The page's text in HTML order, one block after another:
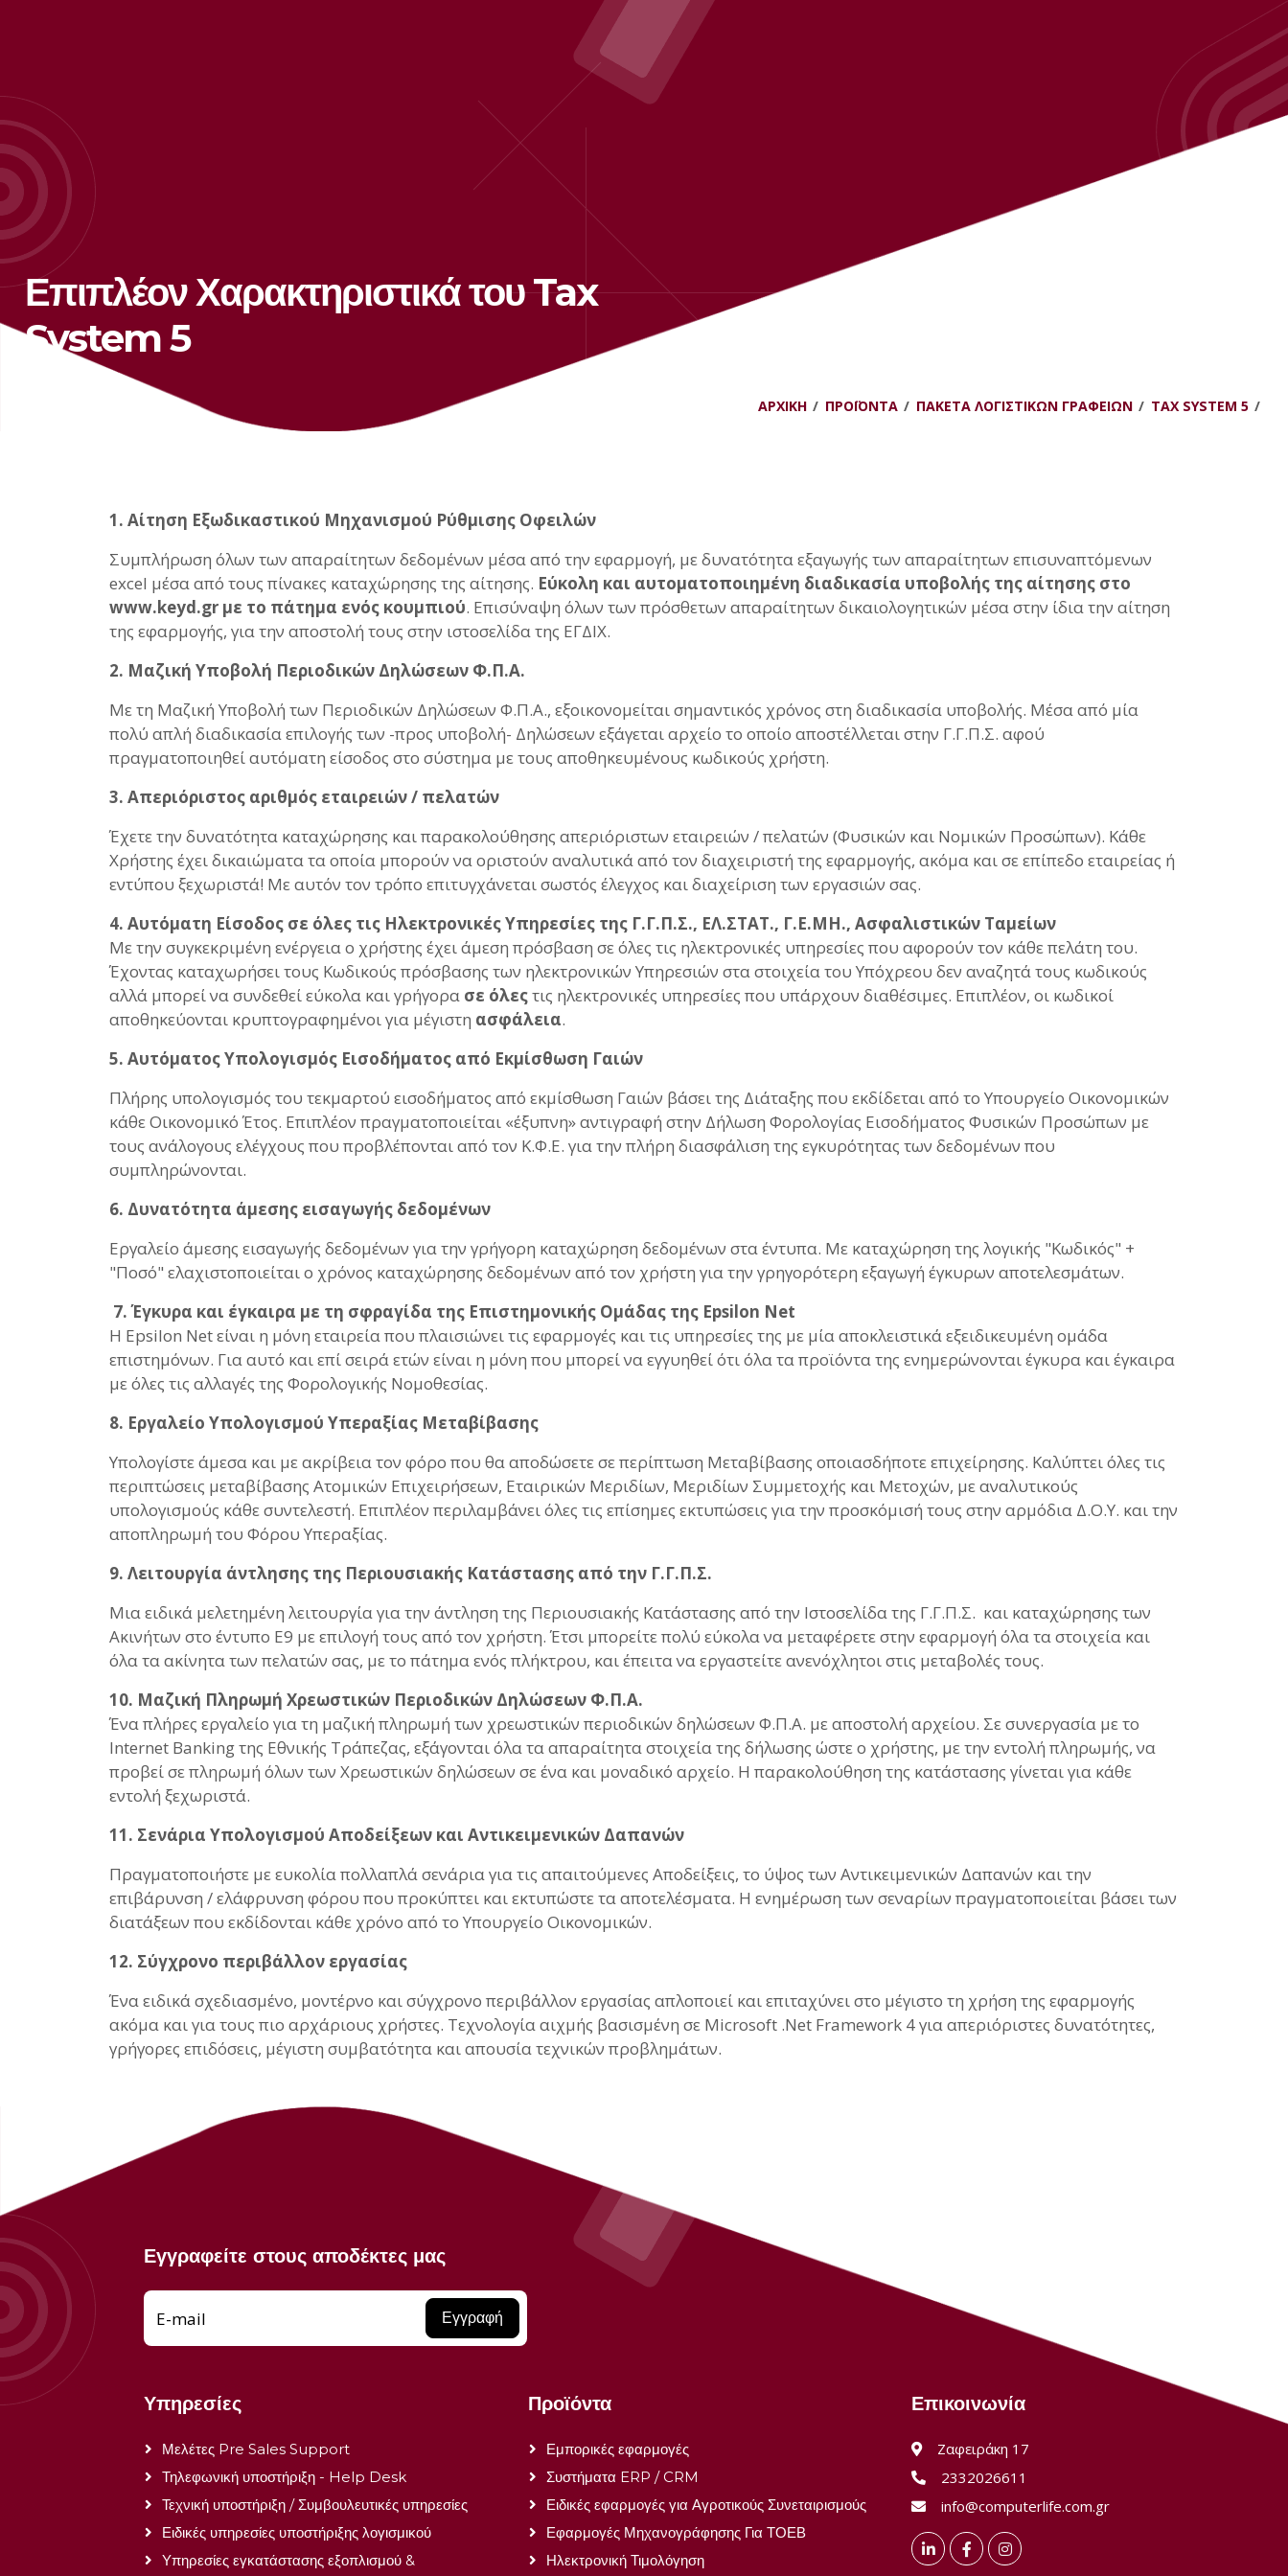
Επιπλέον Χαρακτηριστικά του Tax
System 5
ΑΡΧΙΚΉ ΠΡΟΪΌΝΤΑ ΠΑΚΈΤΑ ΛΟΓΙΣΤΙΚΏΝ ΓΡΑΦΕΊΩΝ TAX SYSTEM 5
1. Αίτηση Εξωδικαστικού Μηχανισμού Ρύθμισης Οφειλών
Συμπλήρωση όλων των απαραίτητων δεδομένων μέσα από την εφαρμογή, με δυνατότητα εξαγωγής των απαραίτητων επισυναπτόμενων
excel μέσα από τους πίνακες καταχώρησης της αίτησης. Εύκολη και αυτοματοποιημένη διαδικασία υποβολής της αίτησης στο
www.keyd.gr με το πάτημα ενός κουμπιού. Επισύναψη όλων των πρόσθετων απαραίτητων δικαιολογητικών μέσα στην ίδια την αίτηση
της εφαρμογής, για την αποστολή τους στην ιστοσελίδα της ΕΓΔΙΧ.
2. Μαζική Υποβολή Περιοδικών Δηλώσεων Φ.Π.Α.
Με τη Μαζική Υποβολή των Περιοδικών Δηλώσεων Φ.Π.Α., εξοικονομείται σημαντικός χρόνος στη διαδικασία υποβολής. Μέσα από μία
πολύ απλή διαδικασία επιλογής των -προς υποβολή- Δηλώσεων εξάγεται αρχείο το οποίο αποστέλλεται στην Γ.Γ.Π.Σ. αφού
πραγματοποιηθεί αυτόματη είσοδος στο σύστημα με τους αποθηκευμένους κωδικούς χρήστη.
3. Απεριόριστος αριθμός εταιρειών / πελατών
Έχετε την δυνατότητα καταχώρησης και παρακολούθησης απεριόριστων εταιρειών / πελατών (Φυσικών και Νομικών Προσώπων). Κάθε
Χρήστης έχει δικαιώματα τα οποία μπορούν να οριστούν αναλυτικά από τον διαχειριστή της εφαρμογής, ακόμα και σε επίπεδο εταιρείας ή
εντύπου ξεχωριστά! Με αυτόν τον τρόπο επιτυγχάνεται σωστός έλεγχος και διαχείριση των εργασιών σας.
4. Αυτόματη Είσοδος σε όλες τις Ηλεκτρονικές Υπηρεσίες της Γ.Γ.Π.Σ., ΕΛ.ΣΤΑΤ., Γ.Ε.ΜΗ., Ασφαλιστικών Ταμείων
Με την συγκεκριμένη ενέργεια ο χρήστης έχει άμεση πρόσβαση σε όλες τις ηλεκτρονικές υπηρεσίες που αφορούν τον κάθε πελάτη του.
Έχοντας καταχωρήσει τους Κωδικούς πρόσβασης των ηλεκτρονικών Υπηρεσιών στα στοιχεία του Υπόχρεου δεν αναζητά τους κωδικούς
αλλά μπορεί να συνδεθεί εύκολα και γρήγορα σε όλεςτις ηλεκτρονικές υπηρεσίες που υπάρχουν διαθέσιμες. Επιπλέον, οι κωδικοί
αποθηκεύονται κρυπτογραφημένοι για μέγιστη ασφάλεια.
5. Αυτόματος Υπολογισμός Εισοδήματος από Εκμίσθωση Γαιών
Πλήρης υπολογισμός του τεκμαρτού εισοδήματος από εκμίσθωση Γαιών βάσει της Διάταξης που εκδίδεται από το Υπουργείο Οικονομικών
κάθε Οικονομικό Έτος. Επιπλέον πραγματοποιείται «έξυπνη» αντιγραφή στην Δήλωση Φορολογίας Εισοδήματος Φυσικών Προσώπων με
τους ανάλογους ελέγχους που προβλέπονται από τον Κ.Φ.Ε. για την πλήρη διασφάλιση της εγκυρότητας των δεδομένων που
συμπληρώνονται.
6. Δυνατότητα άμεσης εισαγωγής δεδομένων
Εργαλείο άμεσης εισαγωγής δεδομένων για την γρήγορη καταχώρηση δεδομένων στα έντυπα. Με καταχώρηση της λογικής "Κωδικός" +
"Ποσό" ελαχιστοποιείται ο χρόνος καταχώρησης δεδομένων από τον χρήστη για την γρηγορότερη εξαγωγή έγκυρων αποτελεσμάτων.
7. Έγκυρα και έγκαιρα με τη σφραγίδα της Επιστημονικής Ομάδας της Epsilon Net
Η Epsilon Net είναι η μόνη εταιρεία που πλαισιώνει τις εφαρμογές και τις υπηρεσίες της με μία αποκλειστικά εξειδικευμένη ομάδα
επιστημόνων. Για αυτό και επί σειρά ετών είναι η μόνη που μπορεί να εγγυηθεί ότι όλα τα προϊόντα της ενημερώνονται έγκυρα και έγκαιρα
με όλες τις αλλαγές της Φορολογικής Νομοθεσίας.
8. Εργαλείο Υπολογισμού Υπεραξίας Μεταβίβασης
Υπολογίστε άμεσα και με ακρίβεια τον φόρο που θα αποδώσετε σε περίπτωση Μεταβίβασης οποιασδήποτε επιχείρησης. Καλύπτει όλες τις
περιπτώσεις μεταβίβασης Ατομικών Επιχειρήσεων, Εταιρικών Μεριδίων, Μεριδίων Συμμετοχής και Μετοχών, με αναλυτικούς
υπολογισμούς κάθε συντελεστή. Επιπλέον περιλαμβάνει όλες τις επίσημες εκτυπώσεις για την προσκόμισή τους στην αρμόδια Δ.Ο.Υ. και την
αποπληρωμή του Φόρου Υπεραξίας.
9. Λειτουργία άντλησης της Περιουσιακής Κατάστασης από την Γ.Γ.Π.Σ.
Μια ειδικά μελετημένη λειτουργία για την άντληση της Περιουσιακής Κατάστασης από την Ιστοσελίδα της Γ.Γ.Π.Σ. και καταχώρησης των
Ακινήτων στο έντυπο Ε9 με επιλογή τους από τον χρήστη. Έτσι μπορείτε πολύ εύκολα να μεταφέρετε στην εφαρμογή όλα τα στοιχεία και
όλα τα ακίνητα των πελατών σας, με το πάτημα ενός πλήκτρου, και έπειτα να εργαστείτε ανενόχλητοι στις μεταβολές τους.
10. Μαζική Πληρωμή Χρεωστικών Περιοδικών Δηλώσεων Φ.Π.Α.
Ένα πλήρες εργαλείο για τη μαζική πληρωμή των χρεωστικών περιοδικών δηλώσεων Φ.Π.Α. με αποστολή αρχείου. Σε συνεργασία με το
Internet Banking της Εθνικής Τράπεζας, εξάγονται όλα τα απαραίτητα στοιχεία της δήλωσης ώστε ο χρήστης, με την εντολή πληρωμής, να
προβεί σε πληρωμή όλων των Χρεωστικών δηλώσεων σε ένα και μοναδικό αρχείο. Η παρακολούθηση της κατάστασης γίνεται για κάθε
εντολή ξεχωριστά.
11. Σενάρια Υπολογισμού Αποδείξεων και Αντικειμενικών Δαπανών
Πραγματοποιήστε με ευκολία πολλαπλά σενάρια για τις απαιτούμενες Αποδείξεις, το ύψος των Αντικειμενικών Δαπανών και την
επιβάρυνση / ελάφρυνση φόρου που προκύπτει και εκτυπώστε τα αποτελέσματα. Η ενημέρωση των σεναρίων πραγματοποιείται βάσει των
διατάξεων που εκδίδονται κάθε χρόνο από το Υπουργείο Οικονομικών.
12. Σύγχρονο περιβάλλον εργασίας
Ένα ειδικά σχεδιασμένο, μοντέρνο και σύγχρονο περιβάλλον εργασίας απλοποιεί και επιταχύνει στο μέγιστο τη χρήση της εφαρμογής
ακόμα και για τους πιο αρχάριους χρήστες. Τεχνολογία αιχμής βασισμένη σε Microsoft .Net Framework 4 για απεριόριστες δυνατότητες,
γρήγορες επιδόσεις, μέγιστη συμβατότητα και απουσία τεχνικών προβλημάτων.
Εγγραφείτε στους αποδέκτες μας
Εγγραφή
E-mail
Υπηρεσίες
Μελέτες Pre Sales Support
Τηλεφωνική υποστήριξη - Help Desk
Τεχνική υποστήριξη / Συμβουλευτικές υπηρεσίες
Ειδικές υπηρεσίες υποστήριξης λογισμικού
Υπηρεσίες εγκατάστασης εξοπλισμού &
Προϊόντα
Εμπορικές εφαρμογές
Συστήματα ERP / CRM
Ειδικές εφαρμογές για Αγροτικούς Συνεταιρισμούς
Εφαρμογές Μηχανογράφησης Για ΤΟΕΒ
Ηλεκτρονική Τιμολόγηση
Επικοινωνία
Ζαφειράκη 17
2332026611
info@computerlife.com.gr
LinkedInFacebookInstagram